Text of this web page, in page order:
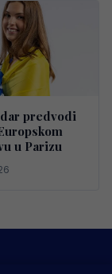
predvodi
u Parizu